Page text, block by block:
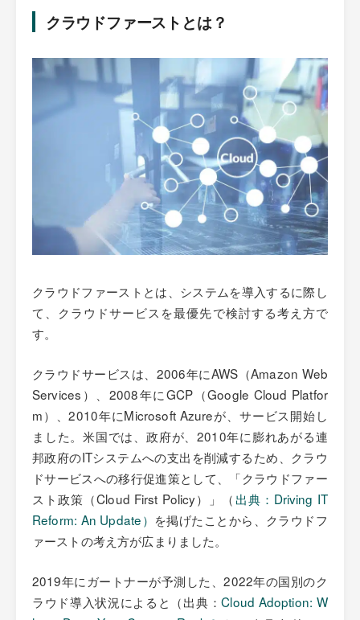
クラウドファーストとは？
クラウドファーストとは、システムを導入するに際し
て、クラウドサービスを最優先で検討する考え方で
す。
クラウドサービスは、2006年にAWS（Amazon Web
Services）、2008年にGCP（Google Cloud Platfor
m）、2010年にMicrosoft Azureが、サービス開始し
ました。米国では、政府が、2010年に膨れあがる連
邦政府のITシステムへの支出を削減するため、クラウ
ドサービスへの移行促進策として、「クラウドファー
スト政策（Cloud First Policy）」（ 出典：Driving IT
Reform: An Update） を掲げたことから、クラウドフ
ァーストの考え方が広まりました。
2019年にガートナーが予測した、2022年の国別のク
ラウド導入状況によると（出典：Cloud Adoption: W